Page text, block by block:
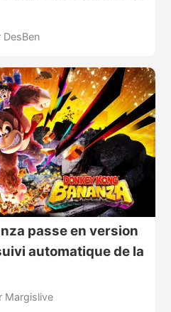
DesBen
passe en version
automatique de la
Margislive